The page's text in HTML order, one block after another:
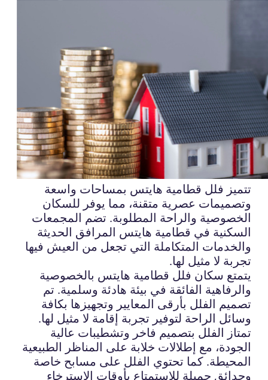
تتميز فلل قطامية هايتس بمساحات واسعة
وتصميمات عصرية متقنة، مما يوفر للسكان
الخصوصية والراحة المطلوبة. تضم المجمعات
السكنية في قطامية هايتس المرافق الحديثة
والخدمات المتكاملة التي تجعل من العيش فيها
تجربة لا مثيل لها.
يتمتع سكان فلل قطامية هايتس بالخصوصية
والرفاهية الفائقة في بيئة هادئة وسلمية. تم
تصميم الفلل بأرقى المعايير وتجهيزها بكافة
وسائل الراحة لتوفير تجربة إقامة لا مثيل لها.
تمتاز الفلل بتصميم فاخر وتشطيبات عالية
الجودة، مع إطلالات خلابة على المناظر الطبيعية
المحيطة. كما تحتوي الفلل على مسابح خاصة
وحدائق جميلة للاستمتاع بأوقات الاسترخاء